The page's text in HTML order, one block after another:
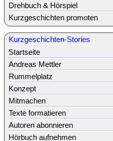
Drehbuch & Hörspiel
Kurzgeschichten promoten
Kurzgeschichten-Stories
Startseite
Andreas Mettler
Rummelplatz
Konzept
Mitmachen
Texte formatieren
Autoren abonnieren
Hörbuch aufnehmen